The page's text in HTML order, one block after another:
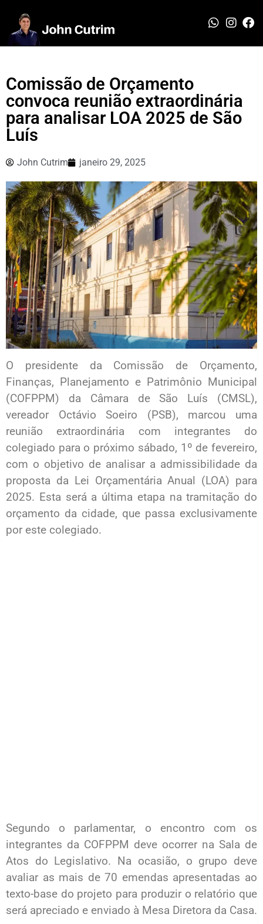
Comissão de Orçamento
convoca reunião extraordinária
para analisar LOA 2025 de São
Luís
John Cutrim janeiro 29, 2025
O presidente da Comissão de Orçamento,
Finanças, Planejamento e Patrimônio Municipal
(COFPPM) da Câmara de São Luís (CMSL),
vereador Octávio Soeiro (PSB), marcou uma
reunião extraordinária com integrantes do
colegiado para o próximo sábado, 1º de fevereiro,
com o objetivo de analisar a admissibilidade da
proposta da Lei Orçamentária Anual (LOA) para
2025. Esta será a última etapa na tramitação do
orçamento da cidade, que passa exclusivamente
por este colegiado.
Segundo o parlamentar, o encontro com os
integrantes da COFPPM deve ocorrer na Sala de
Atos do Legislativo. Na ocasião, o grupo deve
avaliar as mais de 70 emendas apresentadas ao
texto-base do projeto para produzir o relatório que
será apreciado e enviado à Mesa Diretora da Casa.